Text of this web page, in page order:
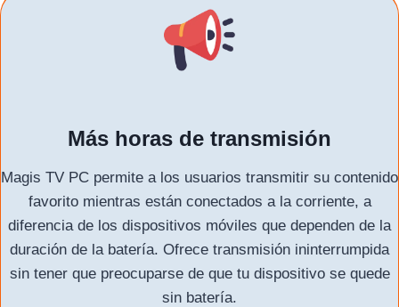
Más horas de transmisión
Magis TV PC permite a los usuarios transmitir su contenido
favorito mientras están conectados a la corriente, a
diferencia de los dispositivos móviles que dependen de la
duración de la batería. Ofrece transmisión ininterrumpida
sin tener que preocuparse de que tu dispositivo se quede
sin batería.